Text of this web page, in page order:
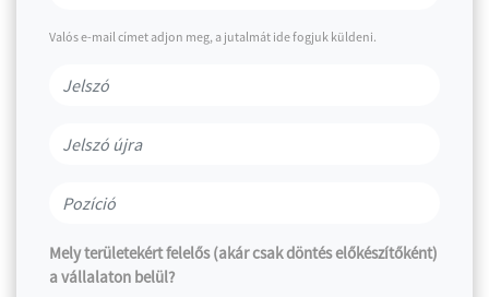
Valós e-mail címet adjon meg, a jutalmát ide fogjuk küldeni.
Mely területekért felelős (akár csak döntés előkészítőként)
a vállalaton belül?